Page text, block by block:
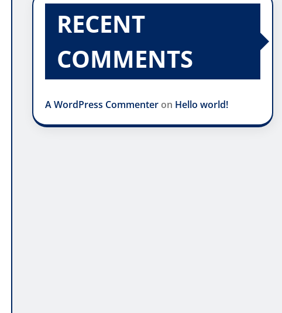
RECENT
COMMENTS
A WordPress Commenter on Hello world!